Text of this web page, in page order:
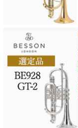
新規会員登録
ご利用ガイド
よくあるご質問
特定商取引法